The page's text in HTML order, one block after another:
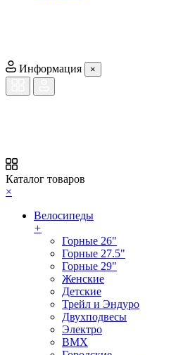
Информация ×
Каталог товаров
×
Велосипеды
+
Горные 26"
Горные 27.5"
Горные 29"
Женские
Детские
Трейл и Эндуро
Двухподвесы
Электро
BMX